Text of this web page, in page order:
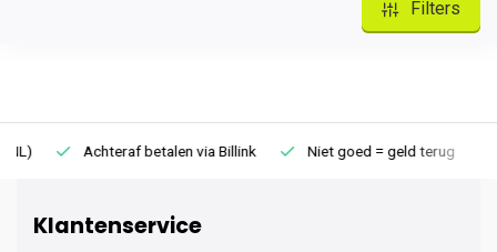
Filters
Achteraf betalen via Billink Niet goed = geld terug
Klantenservice